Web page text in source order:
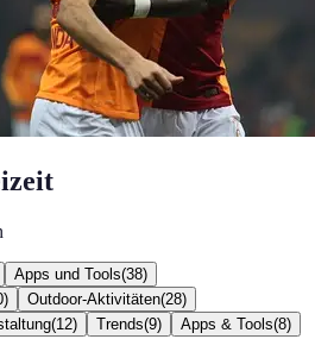
Apps und Tools(38)
) Outdoor-Aktivitäten(28)
(12) Trends(9) Apps & Tools(8)